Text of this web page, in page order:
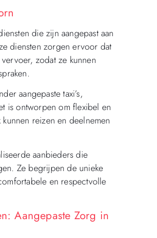
die zijn aangepast aan
diensten zorgen ervoor dat
zodat ze kunnen
aangepaste taxi’s,
is ontworpen om flexibel en
reizen en deelnemen
aanbieders die
Ze begrijpen de unieke
en respectvolle
Aangepaste Zorg in